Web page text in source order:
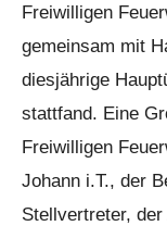
Freiwilligen
gemeinsam mit
diesjährige
stattfand. Eine
Freiwilligen
Johann i.T., der
Stellvertreter,